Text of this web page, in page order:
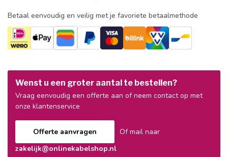
Betaal eenvoudig en veilig met je favoriete betaalmethode
Wenst u een groter aantal te bestellen?
Vraag eenvoudig een offerte aan of neem contact op met
onze klantenservice
Offerte aanvragen
Of mail naar
zakelijk@onlinekabelshop.nl